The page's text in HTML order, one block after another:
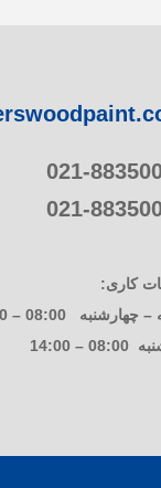
021-
021-
کاری:
08:00 – 17:00
– 14:00